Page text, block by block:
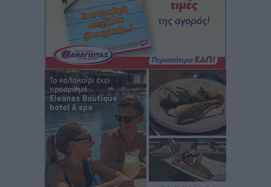
επιβάτες και 55 κρουαζιερόπλοια
Τοπικές Ειδήσεις • πριν 1 ώρα
Γ’ Εθνική Κατηγορία: Οι ημερομηνίες των
αγωνιστικών της κανονικής περιόδου
Αθλητικά• πριν 6 ώρες
Συνελήφθησαν δύο άτομα στην Κάρπαθο για άγρα
πελατών
Τοπικές Ειδήσεις πριν 7 ώρες
Χωρίς υποχρεωτική παρουσία μικρών στη 12άδα